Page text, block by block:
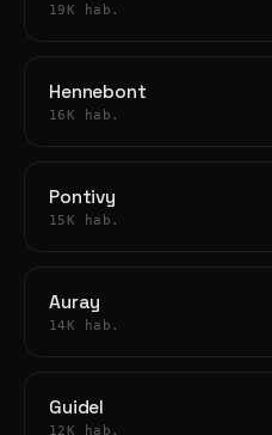
19K hab.
Hennebont
16K hab.
Pontivy
15K hab.
Auray
14K hab.
Guidel
12K hab.